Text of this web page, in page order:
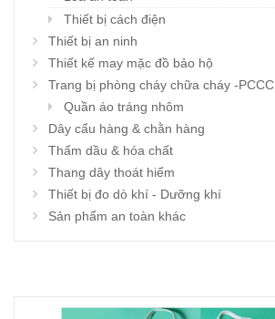
Thiết bị cách điện
Thiết bị an ninh
Thiết kế may mặc đồ bảo hộ
Trang bị phòng cháy chữa cháy -PCCC
Quần áo tráng nhôm
Dây cẩu hàng & chằn hàng
Thấm dầu & hóa chất
Thang dây thoát hiểm
Thiết bị đo dò khí - Dưỡng khí
Sản phẩm an toàn khác